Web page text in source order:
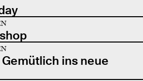
ins neue